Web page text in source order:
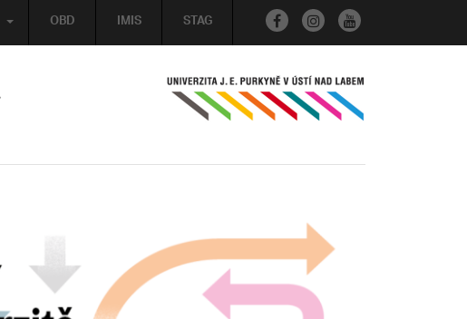
OBD IMIS STAG